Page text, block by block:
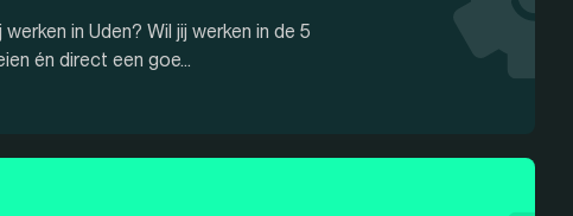
in Uden? Wil jij werken in de 5
én direct een goe...